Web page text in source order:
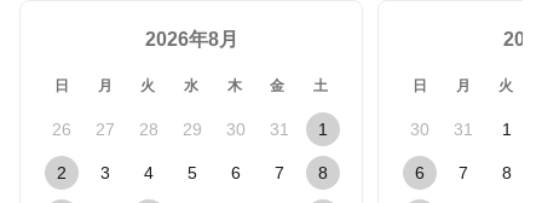
2026年8月
日 月 火 水 木 金 土
26 27 28 29 30 31 1
2 3 4 5 6 7 8
日 月 火
30 31 1
6 7 8